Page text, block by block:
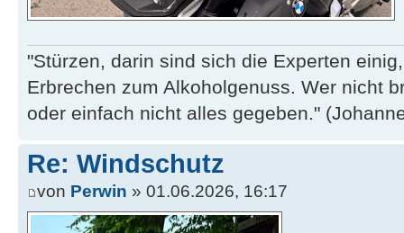
"Stürzen, darin sind sich die Experten
Erbrechen zum Alkoholgenuss. Wer nicht
oder einfach nicht alles gegeben."
Re: Windschutz
von Perwin » 01.06.2026, 16:17